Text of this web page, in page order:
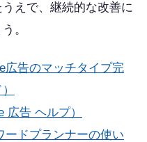
えで、継続的な改善に
。
広告のマッチタイプ完
広告 ヘルプ）
ードプランナーの使い